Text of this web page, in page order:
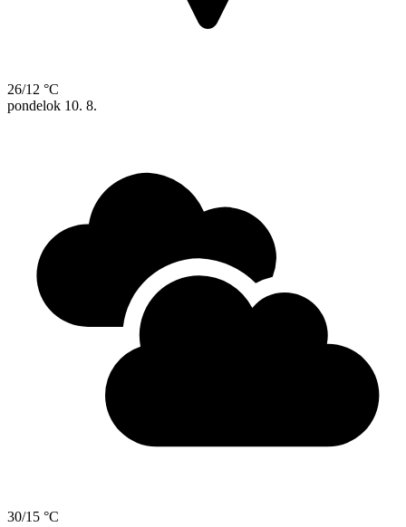
26/12 °C
pondelok 10. 8.
30/15 °C